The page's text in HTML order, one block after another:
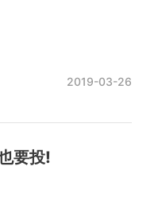
2019-03-26
要投!